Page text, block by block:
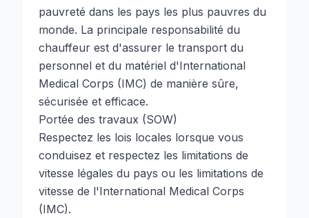
pauvreté dans les pays les plus pauvres du
monde. La principale responsabilité du
chauffeur est d'assurer le transport du
personnel et du matériel d'International
Medical Corps (IMC) de manière sûre,
sécurisée et efficace.
Portée des travaux (SOW)
Respectez les lois locales lorsque vous
conduisez et respectez les limitations de
vitesse légales du pays ou les limitations de
vitesse de l'International Medical Corps
(IMC).